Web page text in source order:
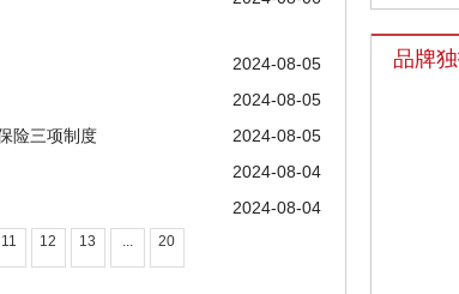
2024-08-05
2024-08-05
险三项制度
2024-08-05
2024-08-04
2024-08-04
11 12 13 ... 20
品牌